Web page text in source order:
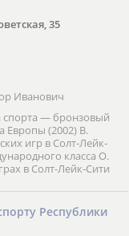
35
Иванович
спорта — бронзовый
Европы (2002) В.
игр в Солт-Лейк-
класса О.
в Солт-Лейк-Сити
Республики